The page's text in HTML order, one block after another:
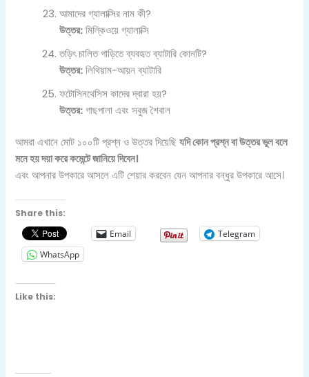
আমাদের গ্যালাক্সির নাম কী?
উত্তর: মিল্কিওয়ে গ্যালাক্সি
তড়িৎ চালিত গাড়িতে ব্যবহৃত ব্যাটারি কোনটি?
উত্তর: লিথিয়াম-আয়ন ব্যাটারি
ফটোসিনথেসিস কাদের দ্বারা হয়?
উত্তর: গাছপালা এবং সবুজ শৈবাল
আমরা এখানে মোট ১০০টি প্রশ্ন ও উত্তর দিয়েছিযদি কোন প্রশ্ন বা উত্তর ভুল বলে
মনে হয় দয়া করে কমেন্টে জানিয়ে দিবেন।
এবং আপনার উপকারে আসলে এটি শেয়ার করবেন যেন আপনার বন্ধুর উপকারে আসে।
Share this:
Email
Telegram
WhatsApp
Like this: